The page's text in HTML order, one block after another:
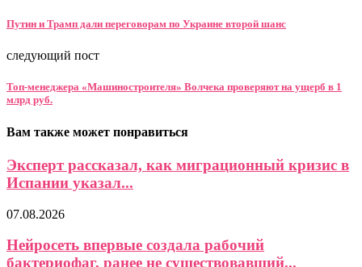
Путин и Трамп дали переговорам по Украине второй шанс
следующий пост
Топ-менеджера «Машиностроителя» Волчека проверяют на ущерб в 1
млрд руб.
Вам также может понравиться
Эксперт рассказал, как миграционный кризис в
Испании указал...
07.08.2026
Нейросеть впервые создала рабочий
бактериофаг, ранее не существовавший...